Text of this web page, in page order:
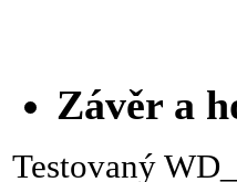
Závěr a
Testovaný